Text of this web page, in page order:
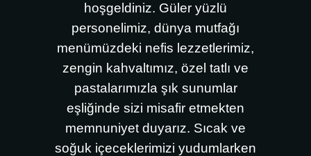
hoşgeldiniz. Güler yüzlü
personelimiz, dünya mutfağı
menümüzdeki nefis lezzetlerimiz,
zengin kahvaltımız, özel tatlı ve
pastalarımızla şık sunumlar
eşliğinde sizi misafir etmekten
memnuniyet duyarız. Sıcak ve
soğuk içeceklerimizi yudumlarken